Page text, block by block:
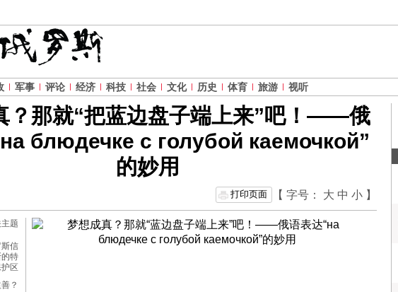
军事 评论 经济 科技 社会 文化 历史 体育 旅游 视听
？那就“把蓝边盘子端上来”吧！——俄
блюдечке с голубой каемочкой”
的妙用
【 字号： 大 中 小 】
打印页面
题
信
特
区
？